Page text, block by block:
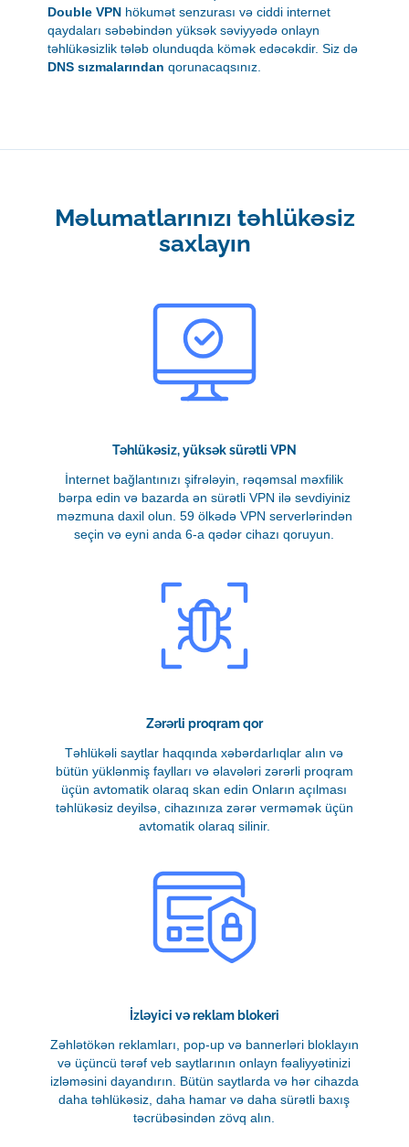
Double VPN hökumət senzurası və ciddi internet
qaydaları səbəbindən yüksək səviyyədə onlayn
təhlükəsizlik tələb olunduqda kömək edəcəkdir. Siz də
DNS sızmalarından qorunacaqsınız.
Məlumatlarınızı təhlükəsiz
saxlayın
Təhlükəsiz, yüksək sürətli VPN
İnternet bağlantınızı şifrələyin, rəqəmsal məxfilik
bərpa edin və bazarda ən sürətli VPN ilə sevdiyiniz
məzmuna daxil olun. 59 ölkədə VPN serverlərindən
seçin və eyni anda 6-a qədər cihazı qoruyun.
Zərərli proqram qor
Təhlükəli saytlar haqqında xəbərdarlıqlar alın və
bütün yüklənmiş faylları və əlavələri zərərli proqram
üçün avtomatik olaraq skan edin Onların açılması
təhlükəsiz deyilsə, cihazınıza zərər verməmək üçün
avtomatik olaraq silinir.
İzləyici və reklam blokeri
Zəhlətökən reklamları, pop-up və bannerləri bloklayın
və üçüncü tərəf veb saytlarının onlayn fəaliyyətinizi
izləməsini dayandırın. Bütün saytlarda və hər cihazda
daha təhlükəsiz, daha hamar və daha sürətli baxış
təcrübəsindən zövq alın.